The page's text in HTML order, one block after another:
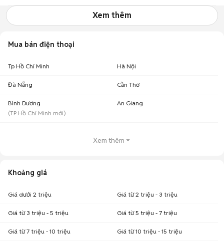
Xem thêm
Mua bán điện thoại
Tp Hồ Chí Minh Hà Nội
Đà Nẵng Cần Thơ
Bình Dương
(TP Hồ Chí Minh mới)
An Giang
Xem thêm
Khoảng giá
Giá dưới 2 triệu Giá từ 2 triệu - 3 triệu
Giá từ 3 triệu - 5 triệu Giá từ 5 triệu - 7 triệu
Giá từ 7 triệu - 10 triệu Giá từ 10 triệu - 15 triệu